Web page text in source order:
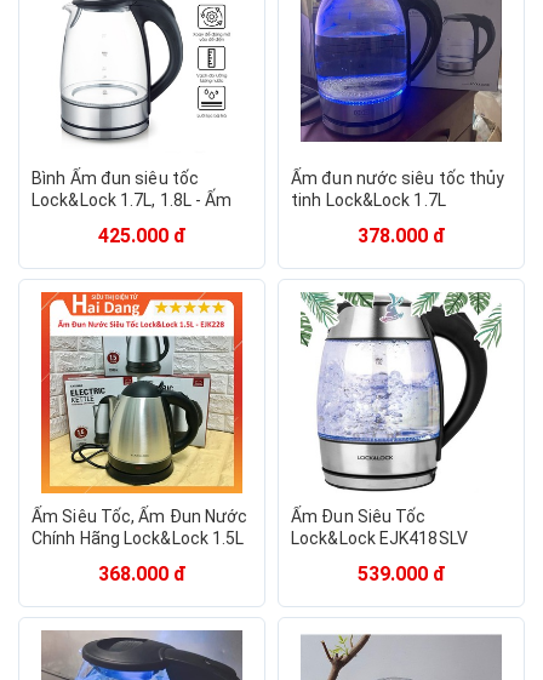
Bình Ấm đun siêu tốc
Lock&Lock 1.7L, 1.8L - Ấm
1.8L EJK236BLK
425.000 đ
Ấm đun nước siêu tốc thủy
tinh Lock&Lock 1.7L
378.000 đ
Ấm Siêu Tốc, Ấm Đun Nước
Chính Hãng Lock&Lock 1.5L
368.000 đ
Ấm Đun Siêu Tốc
Lock&Lock EJK418SLV
539.000 đ